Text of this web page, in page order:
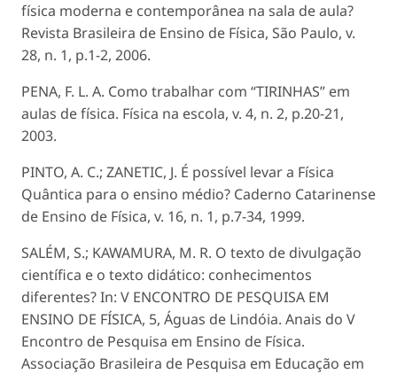
física moderna e contemporânea na sala de aula?
Revista Brasileira de Ensino de Física, São Paulo, v.
28, n. 1, p.1-2, 2006.
PENA, F. L. A. Como trabalhar com “TIRINHAS” em
aulas de física. Física na escola, v. 4, n. 2, p.20-21,
2003.
PINTO, A. C.; ZANETIC, J. É possível levar a Física
Quântica para o ensino médio? Caderno Catarinense
de Ensino de Física, v. 16, n. 1, p.7-34, 1999.
SALÉM, S.; KAWAMURA, M. R. O texto de divulgação
científica e o texto didático: conhecimentos
diferentes? In: V ENCONTRO DE PESQUISA EM
ENSINO DE FÍSICA, 5, Águas de Lindóia. Anais do V
Encontro de Pesquisa em Ensino de Física.
Associação Brasileira de Pesquisa em Educação em